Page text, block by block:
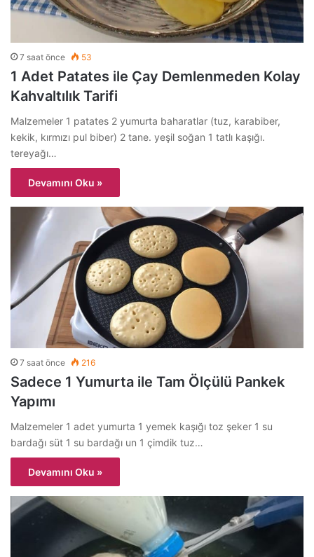
7 saat önce 53
1 Adet Patates ile Çay Demlenmeden Kolay
Kahvaltılık Tarifi
Malzemeler 1 patates 2 yumurta baharatlar (tuz, karabiber,
kekik, kırmızı pul biber) 2 tane. yeşil soğan 1 tatlı kaşığı.
tereyağı…
Devamını Oku »
7 saat önce 216
Sadece 1 Yumurta ile Tam Ölçülü Pankek
Yapımı
Malzemeler 1 adet yumurta 1 yemek kaşığı toz şeker 1 su
bardağı süt 1 su bardağı un 1 çimdik tuz…
Devamını Oku »